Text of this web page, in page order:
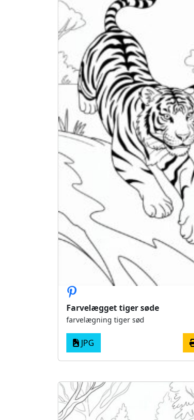
Farvelægget tiger søde
farvelægning tiger sød
JPG